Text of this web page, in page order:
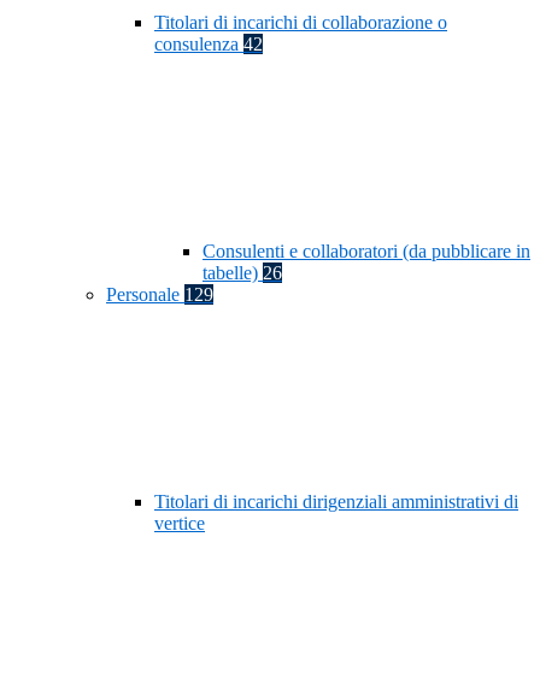
Titolari di incarichi di collaborazione o
consulenza 42
Consulenti e collaboratori (da pubblicare in
tabelle) 26
Personale 129
Titolari di incarichi dirigenziali amministrativi di
vertice